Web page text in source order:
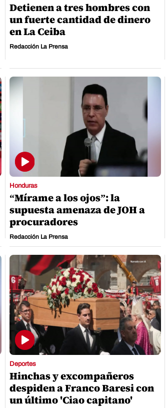
Detienen a tres hombres con
un fuerte cantidad de dinero
en La Ceiba
Redacción La Prensa
Honduras
“Mírame a los ojos”: la
supuesta amenaza de JOH a
procuradores
Redacción La Prensa
Deportes
Hinchas y excompañeros
despiden a Franco Baresi con
un último 'Ciao capitano'